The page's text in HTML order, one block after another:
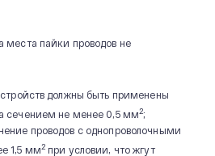
места пайки проводов не
должны быть применены
сечением не менее 0,5 мм2;
проводов с однопроволочными
1,5 мм2 при условии, что жгут